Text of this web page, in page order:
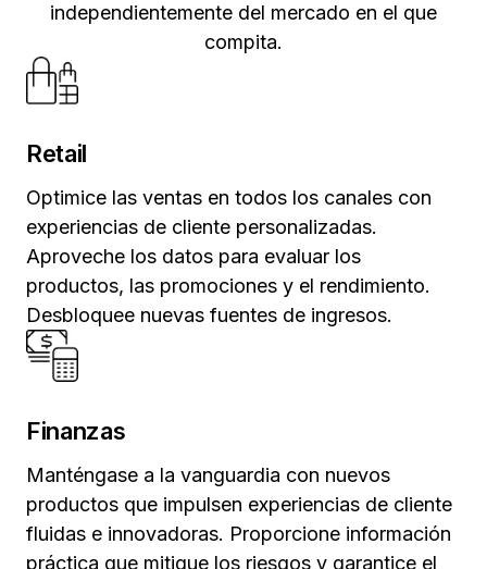
independientemente del mercado en el que
compita.
Retail
Optimice las ventas en todos los canales con
experiencias de cliente personalizadas.
Aproveche los datos para evaluar los
productos, las promociones y el rendimiento.
Desbloquee nuevas fuentes de ingresos.
Finanzas
Manténgase a la vanguardia con nuevos
productos que impulsen experiencias de cliente
fluidas e innovadoras. Proporcione información
práctica que mitigue los riesgos y garantice el